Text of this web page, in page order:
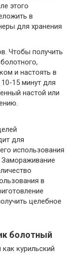
этого
в
для хранения
Чтобы получить
и настоять в
15 минут для
настой или
для
использования
Замораживание
в
целебное
болотный
курильский